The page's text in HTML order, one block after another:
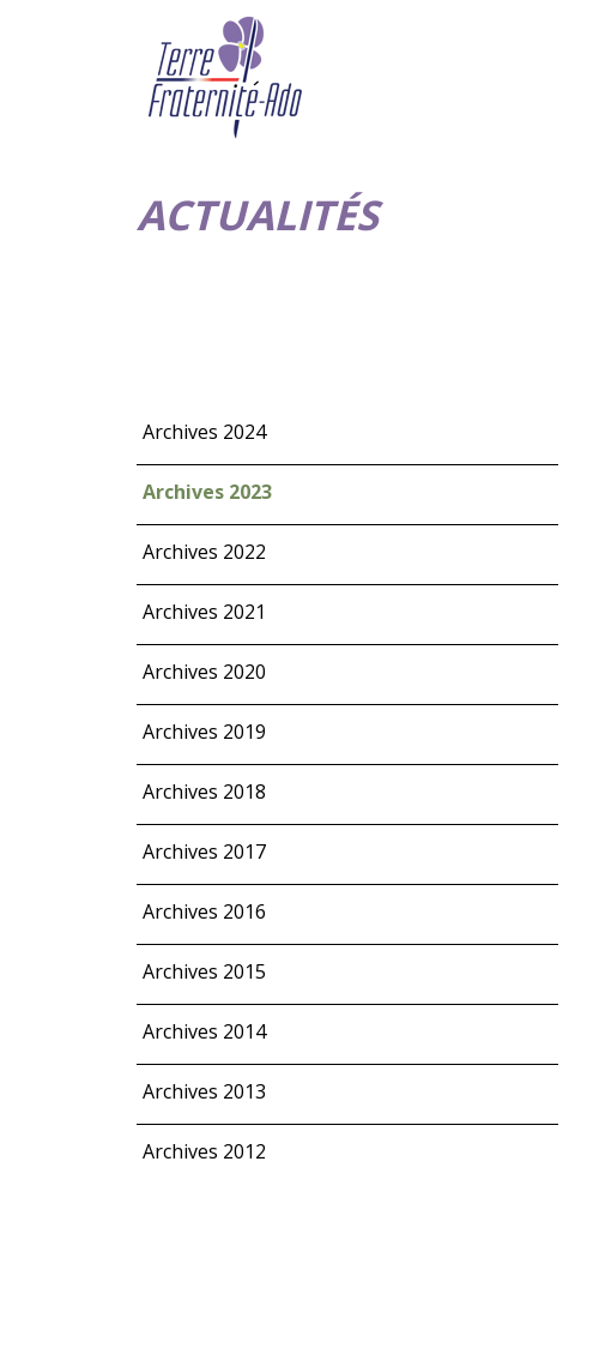
ACTUALITÉS
Archives 2024
Archives 2023
Archives 2022
Archives 2021
Archives 2020
Archives 2019
Archives 2018
Archives 2017
Archives 2016
Archives 2015
Archives 2014
Archives 2013
Archives 2012